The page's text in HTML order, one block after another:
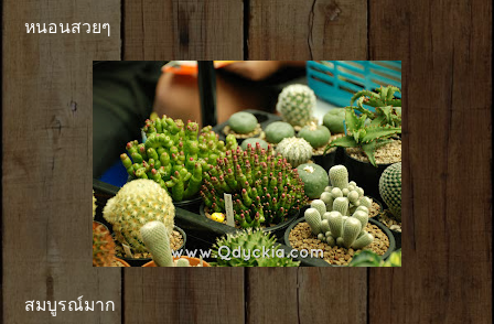
หนอนสวยๆ
สมบูรณ์มาก